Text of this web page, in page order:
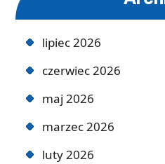
lipiec 2026
czerwiec 2026
maj 2026
marzec 2026
luty 2026